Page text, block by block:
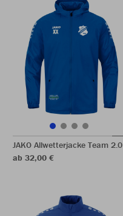
JAKO Allwetterjacke Team 2.0
ab 32,00 €